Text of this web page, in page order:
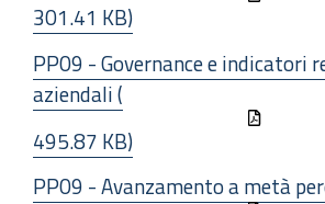
301.41 KB)
PP09 - Governance e indicatori
aziendali (
495.87 KB)
PP09 - Avanzamento a metà